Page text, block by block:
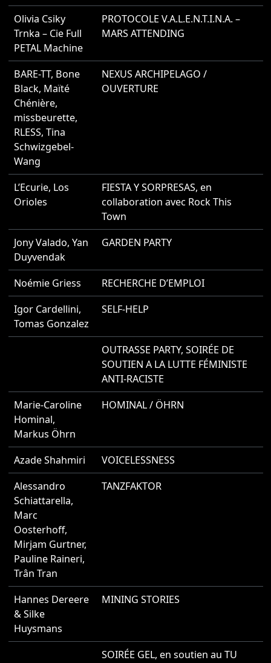
Olivia Csiky
Trnka – Cie Full
PETAL Machine
PROTOCOLE V.A.L.E.N.T.I.N.A. –
MARS ATTENDING
BARE-TT, Bone
Black, Maïté
Chénière,
missbeurette,
RLESS, Tina
Schwizgebel-
Wang
NEXUS ARCHIPELAGO /
OUVERTURE
L’Ecurie, Los
Orioles
FIESTA Y SORPRESAS, en
collaboration avec Rock This
Town
Jony Valado, Yan
Duyvendak
GARDEN PARTY
Noémie Griess RECHERCHE D’EMPLOI
Igor Cardellini,
Tomas Gonzalez
SELF-HELP
OUTRASSE PARTY, SOIRÉE DE
SOUTIEN A LA LUTTE FÉMINISTE
ANTI-RACISTE
Marie-Caroline
Hominal,
Markus Öhrn
HOMINAL / ÖHRN
Azade Shahmiri VOICELESSNESS
Alessandro
Schiattarella,
Marc
Oosterhoff,
Mirjam Gurtner,
Pauline Raineri,
Trân Tran
TANZFAKTOR
Hannes Dereere
& Silke
Huysmans
MINING STORIES
SOIRÉE GEL, en soutien au TU